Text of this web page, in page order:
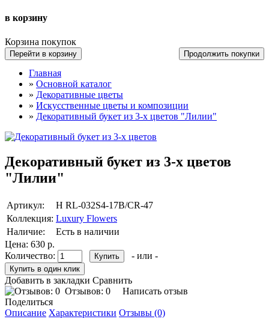
в корзину
Корзина покупок
Перейти в корзину Продолжить покупки
Главная
» Основной каталог
» Декоративные цветы
» Искусственные цветы и композиции
» Декоративный букет из 3-х цветов "Лилии"
Декоративный букет из 3-х цветов
"Лилии"
Артикул:
Н RL-032S4-17B/CR-47
Коллекция: Luxury Flowers
Наличие:
Есть в наличии
Цена: 630 р.
Количество:
- или -
Добавить в закладки Сравнить
Отзывов: 0
Написать отзыв
Поделиться
Описание Характеристики Отзывы (0)